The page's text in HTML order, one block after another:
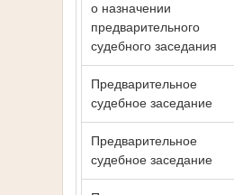
о назначении
предварительного
судебного заседания
Предварительное
судебное заседание
Предварительное
судебное заседание